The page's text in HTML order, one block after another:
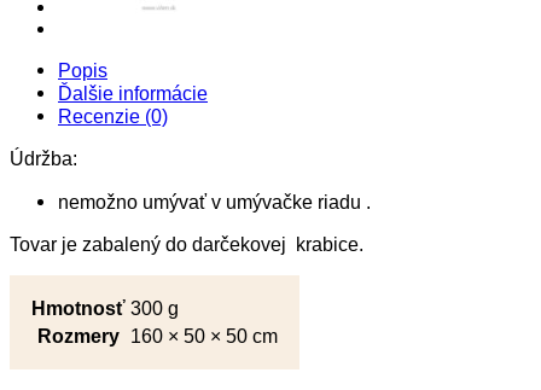
Popis
Ďalšie informácie
Recenzie (0)
Údržba:
nemožno umývať v umývačke riadu .
Tovar je zabalený do darčekovej krabice.
Hmotnosť 300 g
Rozmery 160 × 50 × 50 cm